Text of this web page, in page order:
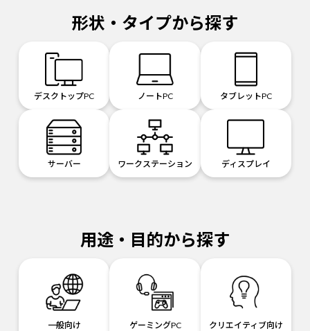
形状・タイプから探す
デスクトップPC ノートPC タブレットPC
サーバー ワークステーション ディスプレイ
用途・目的から探す
一般向け
ゲーミングPC
クリエイティブ向け